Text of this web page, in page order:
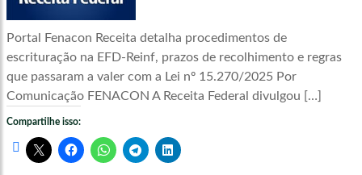
Portal Fenacon Receita detalha procedimentos de
escrituração na EFD-Reinf, prazos de recolhimento e regras
que passaram a valer com a Lei nº 15.270/2025 Por
Comunicação FENACON A Receita Federal divulgou […]
Compartilhe isso: